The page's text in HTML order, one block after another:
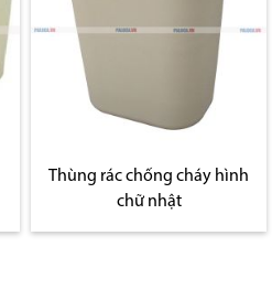
Thùng rác chống cháy hình
chữ nhật